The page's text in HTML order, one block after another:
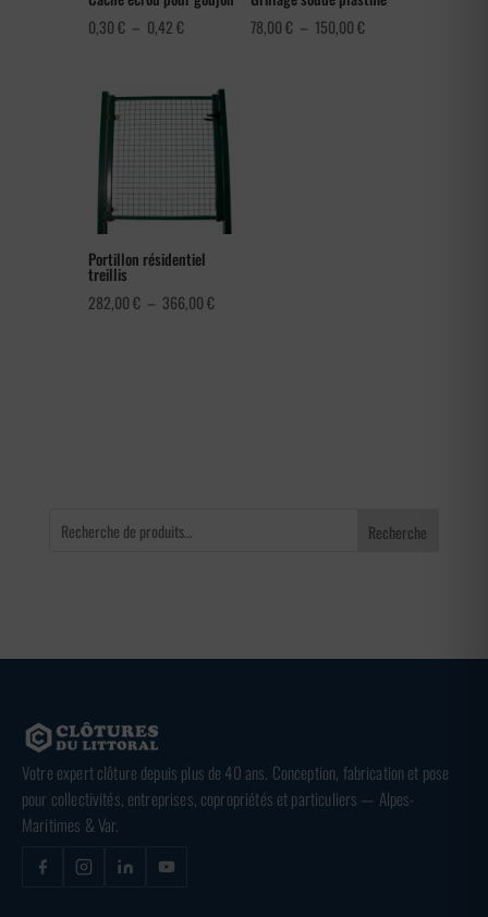
0,30€ – 0,42€Plage
0,30 €
78,00€ – 150,00€Plage
Portillon résidentiel
treillis
282,00€ – 366,00€Plage
Recherche
Votre expert clôture depuis plus de 40 ans. Conception, fabrication et pose
pour collectivités, entreprises, copropriétés et particuliers — Alpes-
Maritimes & Var.